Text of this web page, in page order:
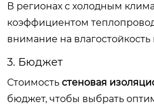
В регионах с холодным
коэффициентом
внимание на влагостойкость
3. Бюджет
Стоимость стеновая
бюджет, чтобы выбрать